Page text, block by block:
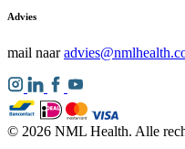
Advies
mail naar
© 2026 NML Health. Alle